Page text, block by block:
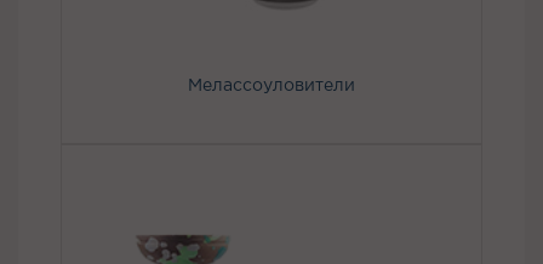
Мелассоуловители